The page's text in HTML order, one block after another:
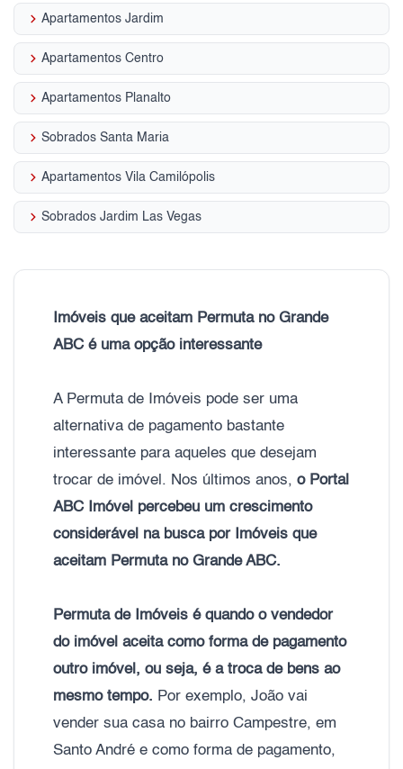
keyboard_arrow_right Apartamentos Jardim
keyboard_arrow_right Apartamentos Centro
keyboard_arrow_right Apartamentos Planalto
keyboard_arrow_right Sobrados Santa Maria
keyboard_arrow_right Apartamentos Vila Camilópolis
keyboard_arrow_right Sobrados Jardim Las Vegas
Imóveis que aceitam Permuta no Grande
ABC é uma opção interessante
A Permuta de Imóveis pode ser uma
alternativa de pagamento bastante
interessante para aqueles que desejam
trocar de imóvel. Nos últimos anos, o Portal
ABC Imóvel percebeu um crescimento
considerável na busca por Imóveis que
aceitam Permuta no Grande ABC.
Permuta de Imóveis é quando o vendedor
do imóvel aceita como forma de pagamento
outro imóvel, ou seja, é a troca de bens ao
mesmo tempo. Por exemplo, João vai
vender sua casa no bairro Campestre, em
Santo André e como forma de pagamento,